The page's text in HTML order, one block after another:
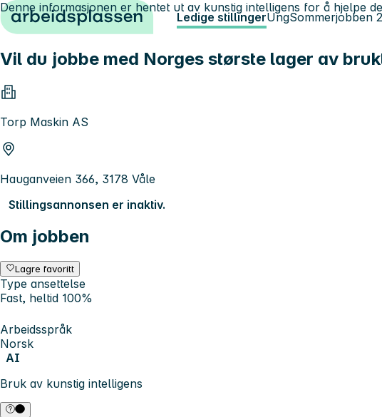
Hopp til innhold Ledige stillingerUngSommerjobben
Vil du jobbe med Norges største lager av
Torp Maskin AS
Hauganveien 366, 3178 Våle
Stillingsannonsen er inaktiv.
Om jobben
Lagre favoritt
Type ansettelse
Fast, heltid 100%
Arbeidsspråk
Norsk
AI
Bruk av kunstig intelligens
Denne informasjonen er hentet ut av kunstig intelligens for å hjelpe